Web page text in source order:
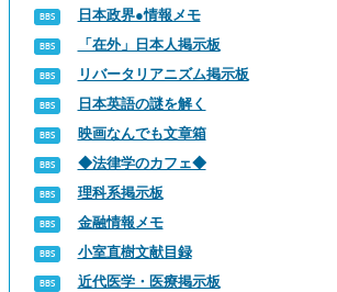
日本政界●情報メモ
「在外」日本人掲示板
リバータリアニズム掲示板
日本英語の謎を解く
映画なんでも文章箱
◆法律学のカフェ◆
理科系掲示板
金融情報メモ
小室直樹文献目録
近代医学・医療掲示板